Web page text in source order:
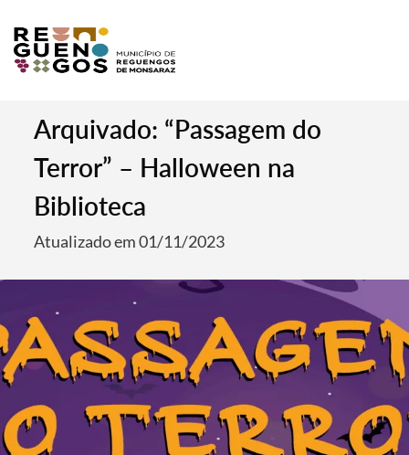
Arquivado: “Passagem do
Terror” – Halloween na
Biblioteca
Atualizado em 01/11/2023